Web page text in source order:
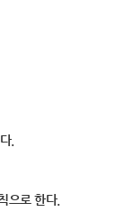
.
으로 한다.